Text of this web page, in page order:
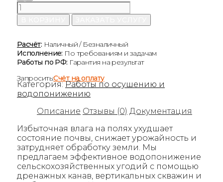
Количество
товара
Водопонижение
участков
Расчёт: Наличный / Безналичный
Исполнение: По требованиям и задачам
Работы по РФ: Гарантия на результат
Запросить:Счёт на оплату
Категория:Работы по осушению и
водопонижению
Описание Отзывы (0) Документация
Избыточная влага на полях ухудшает
состояние почвы, снижает урожайность и
затрудняет обработку земли. Мы
предлагаем эффективное водопонижение
сельскохозяйственных угодий с помощью
дренажных канав, вертикальных скважин и